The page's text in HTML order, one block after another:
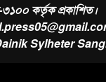
৩১০০ কর্তৃক প্রকাশিত।
Sylheter